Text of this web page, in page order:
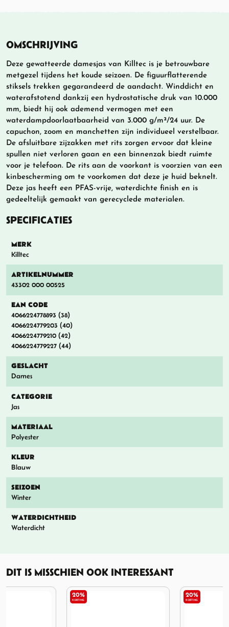
OMSCHRIJVING
Deze gewatteerde damesjas van Killtec is je betrouwbare
metgezel tijdens het koude seizoen. De figuurflatterende
stiksels trekken gegarandeerd de aandacht. Winddicht en
waterafstotend dankzij een hydrostatische druk van 10.000
mm, biedt hij ook ademend vermogen met een
waterdampdoorlaatbaarheid van 3.000 g/m²/24 uur. De
capuchon, zoom en manchetten zijn individueel verstelbaar.
De afsluitbare zijzakken met rits zorgen ervoor dat kleine
spullen niet verloren gaan en een binnenzak biedt ruimte
voor je telefoon. De rits aan de voorkant is voorzien van een
kinbescherming om te voorkomen dat deze je huid beknelt.
Deze jas heeft een PFAS-vrije, waterdichte finish en is
gedeeltelijk gemaakt van gerecyclede materialen.
SPECIFICATIES
MERK
Killtec
ARTIKELNUMMER
43302 000 00525
EAN CODE
4066224778893 (38)
4066224779203 (40)
4066224779210 (42)
4066224779227 (44)
GESLACHT
Dames
CATEGORIE
Jas
MATERIAAL
Polyester
KLEUR
Blauw
SEIZOEN
Winter
WATERDICHTHEID
Waterdicht
DIT IS MISSCHIEN OOK INTERESSANT